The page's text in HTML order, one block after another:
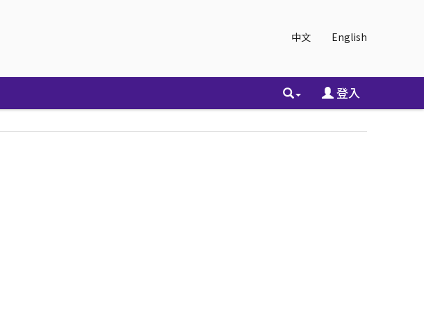
中文 English
登入